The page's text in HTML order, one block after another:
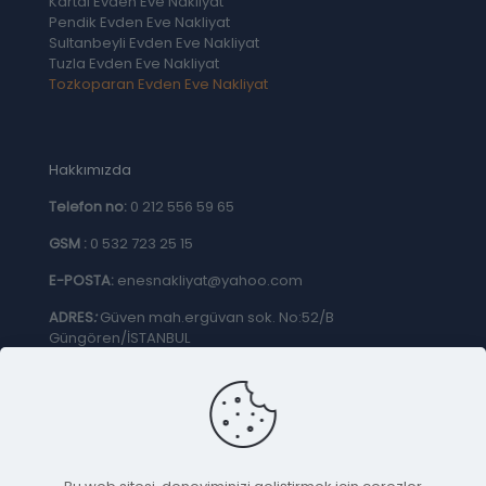
Pendik Evden Eve Nakliyat
Sultanbeyli Evden Eve Nakliyat
Tuzla Evden Eve Nakliyat
Tozkoparan Evden Eve Nakliyat
Hakkımızda
Telefon no: 0 212 556 59 65
GSM : 0 532 723 25 15
E-POSTA: enesnakliyat@yahoo.com
ADRES:Güven mah.ergüvan sok. No:52/B
Güngören/İSTANBUL